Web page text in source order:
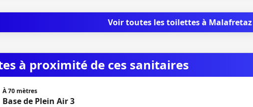
Voir toutes les toilettes à Malafretaz
à proximité de ces sanitaires
À70 mètres
Base de Plein Air 3